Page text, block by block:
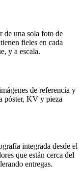
de una sola foto de
fieles en cada
y a escala.
de referencia y
póster, KV y pieza
integrada desde el
que están cerca del
entregas.